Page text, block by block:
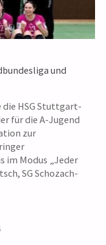
und
HSG Stuttgart-
für die A-Jugend
zur
im Modus „Jeder
SG Schozach-